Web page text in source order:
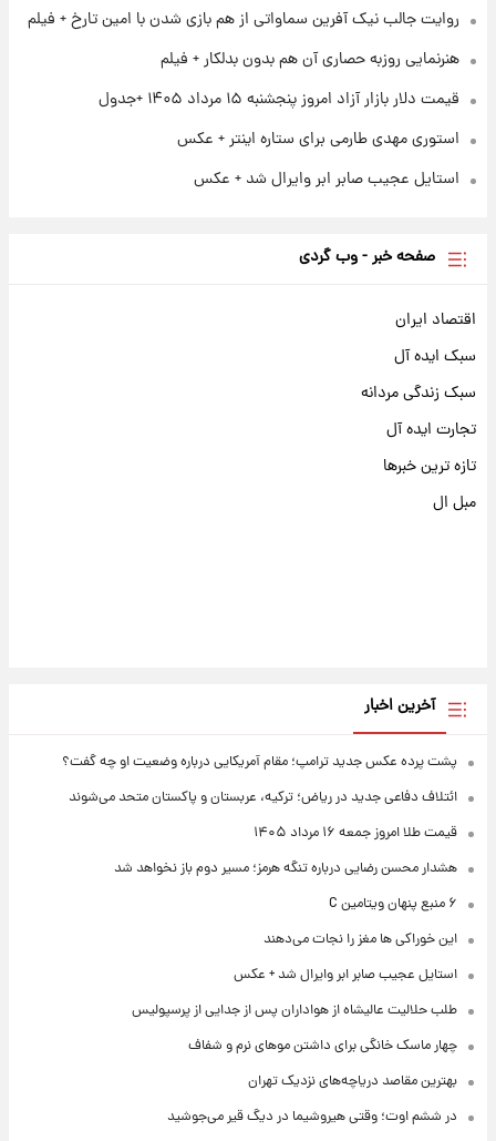
روایت جالب نیک آفرین سماواتی از هم بازی شدن با امین تارخ + فیلم
هنرنمایی روزبه حصاری آن هم بدون بدلکار + فیلم
قیمت دلار بازار آزاد امروز پنجشنبه ۱۵ مرداد ۱۴۰۵ +جدول
استوری مهدی طارمی برای ستاره اینتر + عکس
استایل عجیب صابر ابر وایرال شد + عکس
صفحه خبر - وب گردی
اقتصاد ایران
سبک ایده آل
سبک زندگی مردانه
تجارت ایده آل
تازه ترین خبرها
مبل ال
آخرین اخبار
پشت پرده عکس جدید ترامپ؛ مقام آمریکایی درباره وضعیت او چه گفت؟
ائتلاف دفاعی جدید در ریاض؛ ترکیه، عربستان و پاکستان متحد می‌شوند
قیمت طلا امروز جمعه ۱۶ مرداد ۱۴۰۵
هشدار محسن رضایی درباره تنگه هرمز؛ مسیر دوم باز نخواهد شد
۶ منبع پنهان ویتامین C
این خوراکی ها مغز را نجات می‌دهند
استایل عجیب صابر ابر وایرال شد + عکس
طلب حلالیت عالیشاه از هواداران پس از جدایی از پرسپولیس
چهار ماسک خانگی برای داشتن موهای نرم و شفاف
بهترین مقاصد دریاچه‌های نزدیک تهران
در ششم اوت؛ وقتی هیروشیما در دیگ قیر می‌جوشید